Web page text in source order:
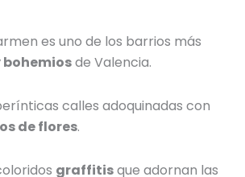
es uno de los barrios más
de Valencia.
calles adoquinadas con
de flores.
graffitisque adornan las